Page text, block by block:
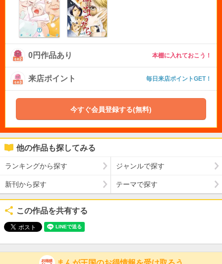
0円作品あり 本棚に入れておこう！
来店ポイント 毎日来店ポイントGET！
今すぐ会員登録する(無料)
他の作品も探してみる
ランキングから探す ジャンルで探す
新刊から探す テーマで探す
この作品を共有する